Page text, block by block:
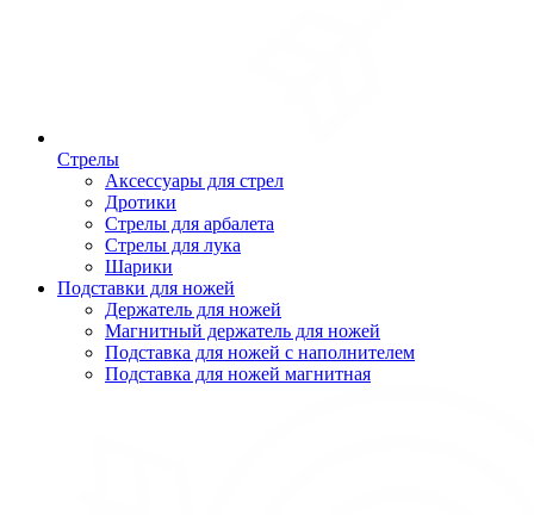
Стрелы
Аксессуары для стрел
Дротики
Стрелы для арбалета
Стрелы для лука
Шарики
Подставки для ножей
Держатель для ножей
Магнитный держатель для ножей
Подставка для ножей с наполнителем
Подставка для ножей магнитная